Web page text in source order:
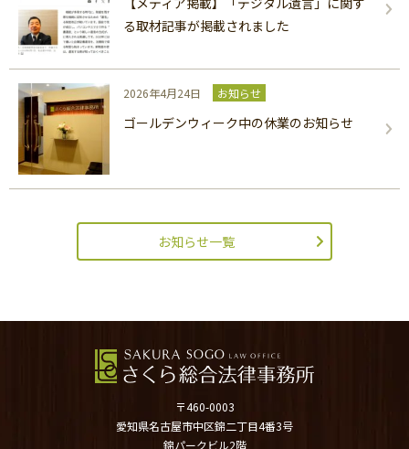
る取材記事が掲載されました
2026年4月24日 お知らせ
ゴールデンウィーク中の休業のお知らせ
お知らせ一覧
〒460-0003
愛知県名古屋市中区錦二丁目4番3号
錦パークビル2階